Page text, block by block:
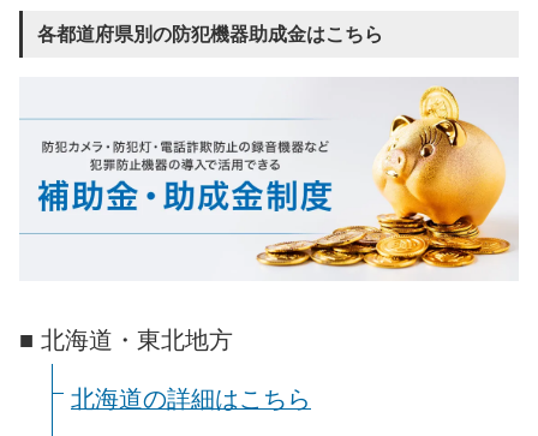
各都道府県別の防犯機器助成金はこちら
■ 北海道・東北地方
北海道の詳細はこちら